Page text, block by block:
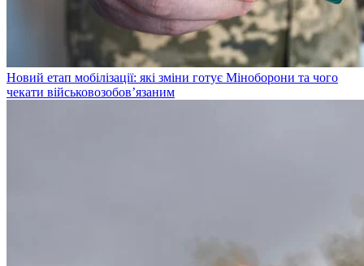
Новий етап мобілізації: які зміни готує Міноборони та чого
чекати військовозобов’язаним